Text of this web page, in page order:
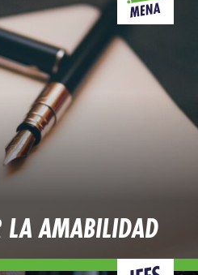
AMABILIDAD